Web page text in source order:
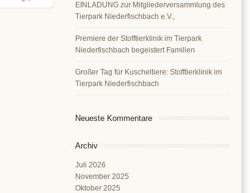
EINLADUNG zur Mitgliederversammlung des
Tierpark Niederfischbach e.V.,
Premiere der Stofftierklinik im Tierpark
Niederfischbach begeistert Familien
Großer Tag für Kuscheltiere: Stofftierklinik im
Tierpark Niederfischbach
Neueste Kommentare
Archiv
Juli 2026
November 2025
Oktober 2025